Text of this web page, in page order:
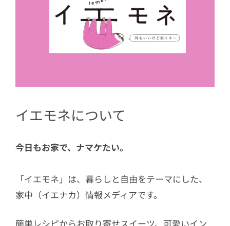
イエモネについて
今日もお家で、ナマケたい。
「イエモネ」は、暮らしと自由をテーマにした、
家中（イエナカ）情報メディアです。
簡単レシピからお取り寄せスイーツ、可愛いイン